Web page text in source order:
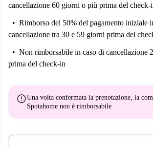
cancellazione 60 giorni o più prima del check-
Rimborso del 50% del pagamento iniziale
cancellazione tra 30 e 59 giorni prima del
Non rimborsabile in caso di cancellazione
prima del check-in
errorUna volta confermata la prenotazione, la
Spotahome non è rimborsabile